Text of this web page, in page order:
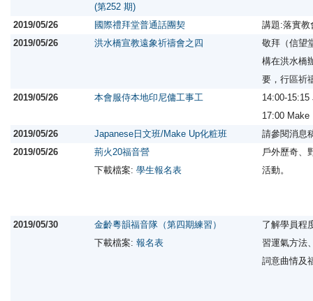
(第252 期)
2019/05/26 國際禮拜堂普通話團契
講題:落實
2019/05/26
洪水橋宣教遠象祈禱會之四
敬拜（信望
構在洪水橋
要，行區祈
2019/05/26
本會服侍本地印尼傭工事工
14:00-
17:00
2019/05/26
Japanese日文班/Make Up化粧班
請參閱消息
2019/05/26
荊火20福音營
下載檔案: 學生報名表
戶外歷奇、
活動。
2019/05/30
金齡粵韻福音隊（第四期練習）
下載檔案: 報名表
了解學員程
習運氣方法
詞意曲情及